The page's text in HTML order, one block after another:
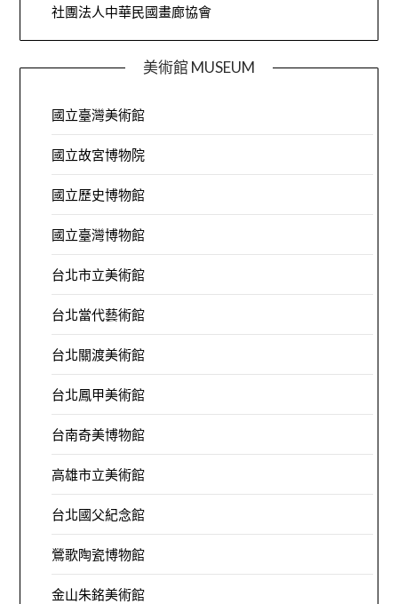
社團法人中華民國畫廊協會
美術館 MUSEUM
國立臺灣美術館
國立故宮博物院
國立歷史博物館
國立臺灣博物館
台北市立美術館
台北當代藝術館
台北關渡美術館
台北鳳甲美術館
台南奇美博物館
高雄市立美術館
台北國父紀念館
鶯歌陶瓷博物館
金山朱銘美術館